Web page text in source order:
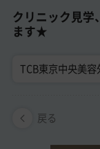
エージェン
常勤求人一覧
非常勤・アルバイ
クリニック見学
ます★
TCB東京中央美
戻る